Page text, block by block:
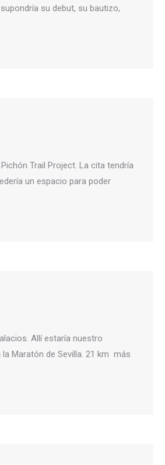
su debut, su bautizo,
Trail Project. La cita tendría
un espacio para poder
Allí estaría nuestro
Maratón de Sevilla. 21 km más